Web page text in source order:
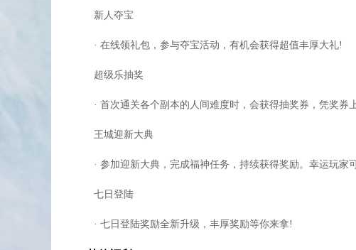
战功是战功，战场贡献是战场贡献，两者不可混淆。
悟性每天20点，上限100点，就做做天启之森，万法抱
开BB契约自己抓自己开，买BB契约坑的一比，200只契
新区悬赏装备，用游戏币收来后自己兑换元宝，15块钱
BB的装备也是可以强化和上宝石的。
新人夺宝
· 在线领礼包，参与夺宝活动，有机会获得超值丰厚大礼!
超级乐抽奖
· 首次通关各个副本的人间难度时，会获得抽奖券，凭奖券
王城迎新大典
· 参加迎新大典，完成福神任务，持续获得奖励。幸运玩家可
七日登陆
· 七日登陆奖励全新升级，丰厚奖励等你来拿!